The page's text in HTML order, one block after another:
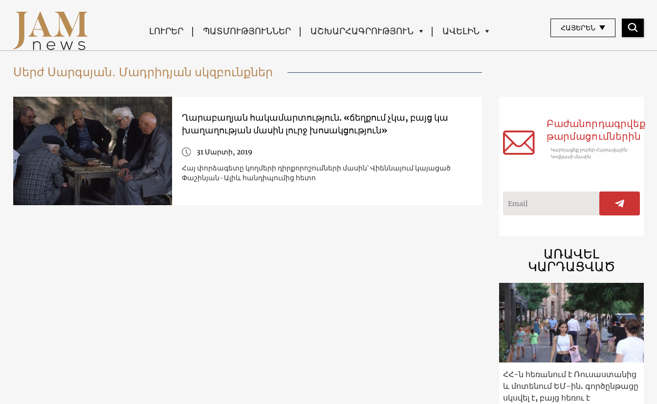
ԼՈՒՐԵՐ ՊԱՏՄՈՒԹՅՈՒՆՆԵՐ ԱՇԽԱՐՀԱԳՐՈՒԹՅՈՒՆ ԱՎԵԼԻՆ ՀԱՅԵՐԵՆ
Սերժ Սարգսյան․ Մադրիդյան սկզբունքներ
Ղարաբաղյան հակամարտություն. «ճեղքում չկա, բայց կա
խաղաղության մասին լուրջ խոսակցություն»
31 Մարտի, 2019
Հայ փորձագետը կողմերի դիրքորոշումների մասին՝ Վիեննայում կայացած
Փաշինյան-Ալիև հանդիպումից հետո
Բաժանորդագրվեք
թարմացումներին
Կարդացեք լուրեր Հարավային
Կովկասի մասին
ԱՌԱՎԵԼ
ԿԱՐԴԱՑՎԱԾ
ՀՀ-ն հեռանում է Ռուսաստանից
և մոտենում ԵՄ-ին. գործընթացը
սկսվել է, բայց հեռու է